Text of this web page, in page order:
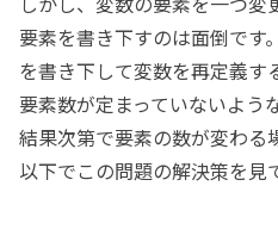
要素を書き下すのは面倒です
を書き下して変数を再定義す
要素数が定まっていないよう
結果次第で要素の数が変わる
以下でこの問題の解決策を見